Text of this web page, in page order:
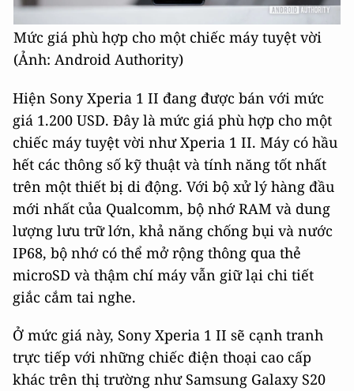
Mức giá phù hợp cho một chiếc máy tuyệt vời
(Ảnh: Android Authority)
Hiện Sony Xperia 1 II đang được bán với mức
giá 1.200 USD. Đây là mức giá phù hợp cho một
chiếc máy tuyệt vời như Xperia 1 II. Máy có hầu
hết các thông số kỹ thuật và tính năng tốt nhất
trên một thiết bị di động. Với bộ xử lý hàng đầu
mới nhất của Qualcomm, bộ nhớ RAM và dung
lượng lưu trữ lớn, khả năng chống bụi và nước
IP68, bộ nhớ có thể mở rộng thông qua thẻ
microSD và thậm chí máy vẫn giữ lại chi tiết
giắc cắm tai nghe.
Ở mức giá này, Sony Xperia 1 II sẽ cạnh tranh
trực tiếp với những chiếc điện thoại cao cấp
khác trên thị trường như Samsung Galaxy S20